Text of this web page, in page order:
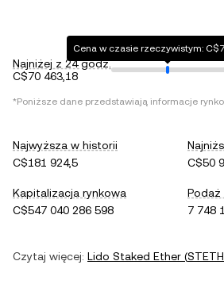
Najniżej z 24 godz.
C$70 463,18
Cena w czasie rzeczywistym:
*Poniższe dane przedstawiają informacje
Najwyższa w historii
C$181 924,5
C$50
Kapitalizacja rynkowa
C$547 040 286 598
Podaż
7 748
Czytaj więcej: Lido Staked Ether (STETH